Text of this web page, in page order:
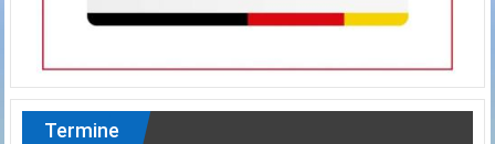
Termine